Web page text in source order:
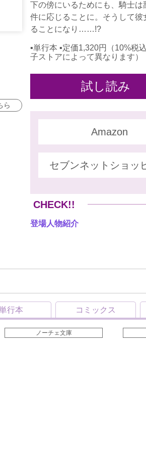
ら
下の傍にいるためにも、騎士
件に応じることに。そうして
ることになり……!?
▪単行本 ▪定価1,320円（10%税
子ストアによって異なります）
試し読み
Amazon
セブンネットショッ
CHECK!!
登場人物紹介
行本 コミックス
ノーチェ文庫